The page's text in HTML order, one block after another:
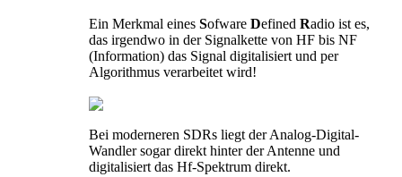
Ein Merkmal eines Sofware Defined Radio ist es,
das irgendwo in der Signalkette von HF bis NF
(Information) das Signal digitalisiert und per
Algorithmus verarbeitet wird!
Bei moderneren SDRs liegt der Analog-Digital-
Wandler sogar direkt hinter der Antenne und
digitalisiert das Hf-Spektrum direkt.